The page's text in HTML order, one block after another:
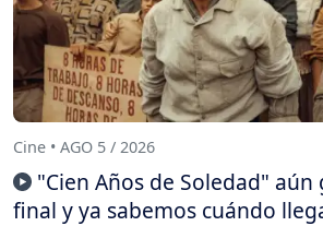
Cine • AGO 5 / 2026
"Cien Años de Soledad"
final y ya sabemos cuándo